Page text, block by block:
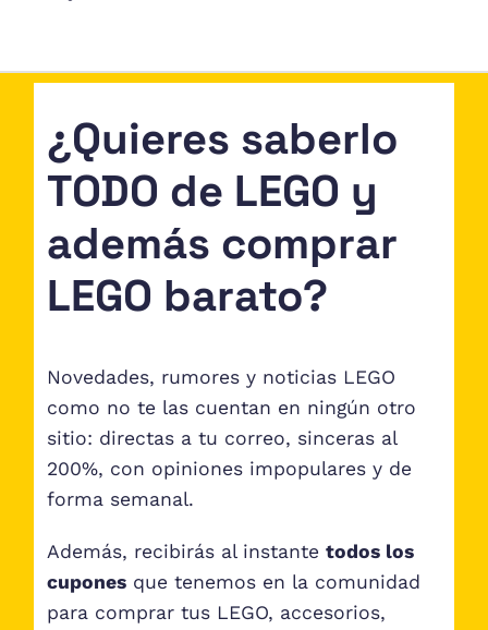
¿Quieres saberlo
TODO de LEGO y
además comprar
LEGO barato?
Novedades, rumores y noticias LEGO
como no te las cuentan en ningún otro
sitio: directas a tu correo, sinceras al
200%, con opiniones impopulares y de
forma semanal.
Además, recibirás al instante todos los
cuponesque tenemos en la comunidad
para comprar tus LEGO, accesorios,